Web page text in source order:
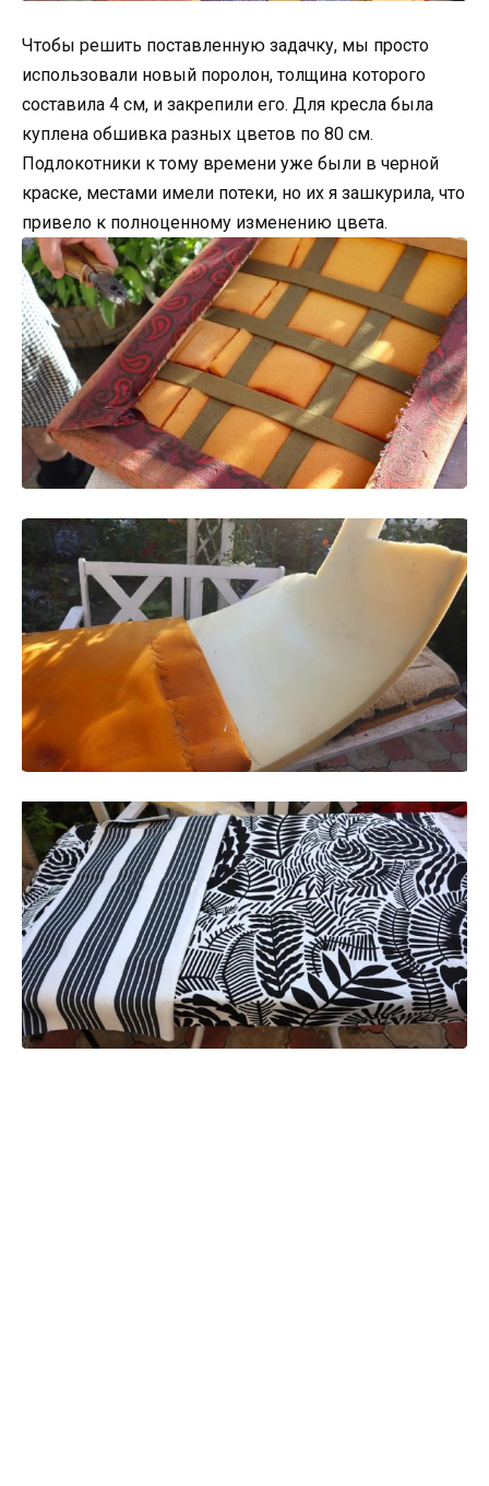
Чтобы решить поставленную задачку, мы просто
использовали новый поролон, толщина которого
составила 4 см, и закрепили его. Для кресла была
куплена обшивка разных цветов по 80 см.
Подлокотники к тому времени уже были в черной
краске, местами имели потеки, но их я зашкурила, что
привело к полноценному изменению цвета.